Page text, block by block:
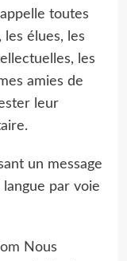
toutes
les élues, les
les
amies de
leur
un message
par voie
Nous